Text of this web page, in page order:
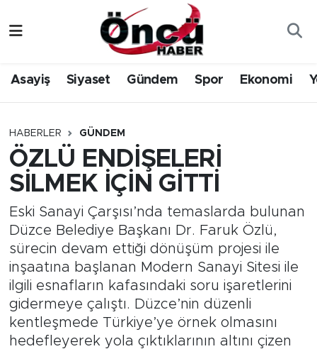
Asayiş Siyaset Gündem Spor Ekonomi
HABERLER GÜNDEM
ÖZLÜ ENDİŞELERİ
SİLMEK İÇİN GİTTİ
Eski Sanayi Çarşısı’nda temaslarda bulunan
Düzce Belediye Başkanı Dr. Faruk Özlü,
sürecin devam ettiği dönüşüm projesi ile
inşaatına başlanan Modern Sanayi Sitesi ile
ilgili esnafların kafasındaki soru işaretlerini
gidermeye çalıştı. Düzce’nin düzenli
kentleşmede Türkiye’ye örnek olmasını
hedefleyerek yola çıktıklarının altını çizen
Gündem
Sağlık & Çevre
Spor
Yerel Haber
Öncü Radyo Dinle
Öncü TV İzle
Düzce Nöbetçi Eczaneler
Düzce Hava Durumu
Düzce Namaz Vakitleri
Düzce Trafik Yoğunluk Haritası
Süper Lig Puan Durumu ve Fikstür
Tüm Manşetler
Son Dakika Haberleri
Haber Arşivi